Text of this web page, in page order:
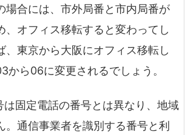
場合には、市外局番と市内局番が
、オフィス移転すると変わってし
、東京から大阪にオフィス移転し
から06に変更されるでしょう。
固定電話の番号とは異なり、地域
。通信事業者を識別する番号と利